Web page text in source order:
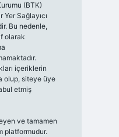
(BTK)
Yer Sağlayıcı
Bu nedenle,
olarak
içeriklerin
olup, siteye üye
etmiş
ve tamamen
platformudur.